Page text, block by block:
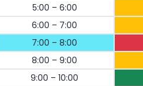
5:00 – 6:00
6:00 – 7:00
7:00 – 8:00
8:00 – 9:00
9:00 – 10:00